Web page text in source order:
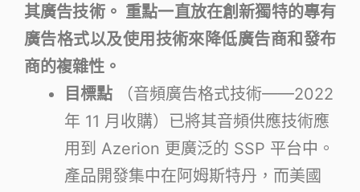
其廣告技術。 重點一直放在創新獨特的專有
廣告格式以及使用技術來降低廣告商和發布
商的複雜性。
目標點 （音頻廣告格式技術——2022
年 11 月收購）已將其音頻供應技術應
用到 Azerion 更廣泛的 SSP 平台中。
產品開發集中在阿姆斯特丹，而美國